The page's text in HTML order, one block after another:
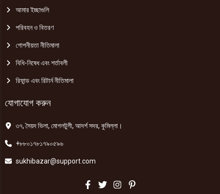
আমার ইচ্ছাগুলি
পরিবহন ও বিতরণ
গোপনীয়তা নীতিমালা
বিধি-নিষেধ এবং শর্তাবলী
রিফান্ড এবং রিটার্ন নীতিমালা
যোগাযোগ করুন
৩৭, সৈয়দ ভিলা, মোগলটুলী, আদর্শ সদর, কুমিল্লা।
+৮৮০১৭৮১৭৯০৫৯৬
sukhibazar@support.com